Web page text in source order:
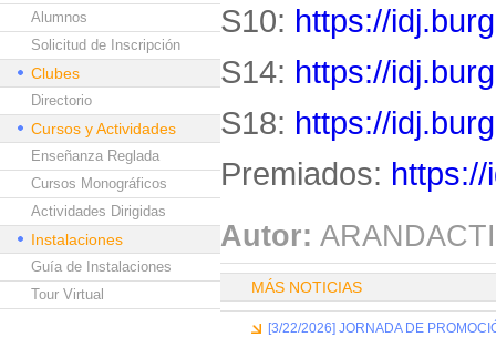
Alumnos
Solicitud de Inscripción
Clubes
Directorio
Cursos y Actividades
Enseñanza Reglada
Cursos Monográficos
Actividades Dirigidas
Instalaciones
Guía de Instalaciones
Tour Virtual
S10: https://
S14: https://
S18: https://
Premiados:
Autor:
MÁS NOTICIAS
[3/22/2026] JORNADA DE